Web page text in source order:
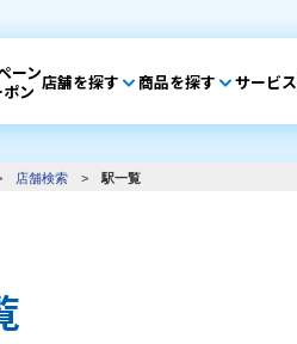
ーン
ポン 店舗を探す 商品を探す サービス
店舗検索 > 駅一覧